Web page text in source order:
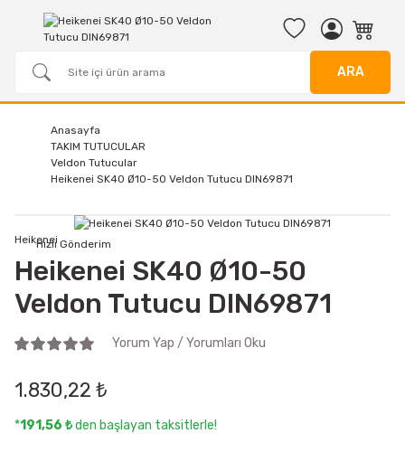
ARA
Anasayfa
TAKIM TUTUCULAR
Veldon Tutucular
Heikenei SK40 Ø10-50 Veldon Tutucu DIN69871
Hızlı Gönderim
Heikenei
Heikenei SK40 Ø10-50
Veldon Tutucu DIN69871
Yorum Yap / Yorumları Oku
1.830,22 ₺
*191,56 ₺den başlayan taksitlerle!